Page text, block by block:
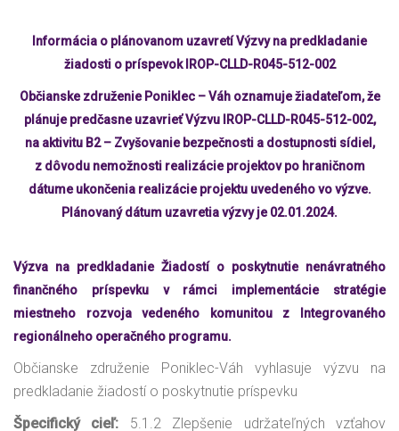
Informácia o plánovanom uzavretí Výzvy na predkladanie
žiadosti o príspevok IROP-CLLD-R045-512-002
Občianske združenie Poniklec – Váh oznamuje žiadateľom, že
plánuje predčasne uzavrieť Výzvu IROP-CLLD-R045-512-002,
na aktivitu B2 – Zvyšovanie bezpečnosti a dostupnosti sídiel,
z dôvodu nemožnosti realizácie projektov po hraničnom
dátume ukončenia realizácie projektu uvedeného vo výzve.
Plánovaný dátum uzavretia výzvy je 02.01.2024.
Výzva na predkladanie Žiadostí o poskytnutie nenávratného
finančného príspevku v rámci implementácie stratégie
miestneho rozvoja vedeného komunitou z Integrovaného
regionálneho operačného programu.
Občianske združenie Poniklec-Váh vyhlasuje výzvu na
predkladanie žiadostí o poskytnutie príspevku
Špecifický cieľ: 5.1.2 Zlepšenie udržateľných vzťahov